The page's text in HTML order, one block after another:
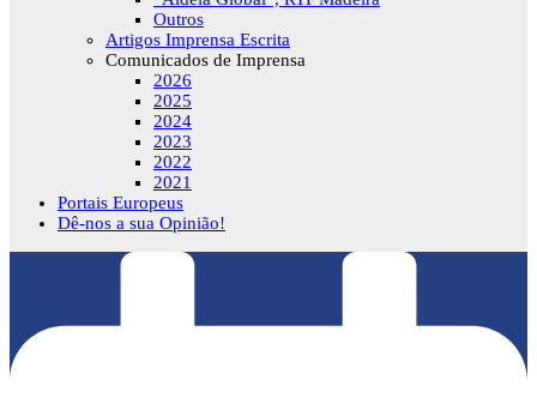
Outros
Artigos Imprensa Escrita
Comunicados de Imprensa
2026
2025
2024
2023
2022
2021
Portais Europeus
Dê-nos a sua Opinião!